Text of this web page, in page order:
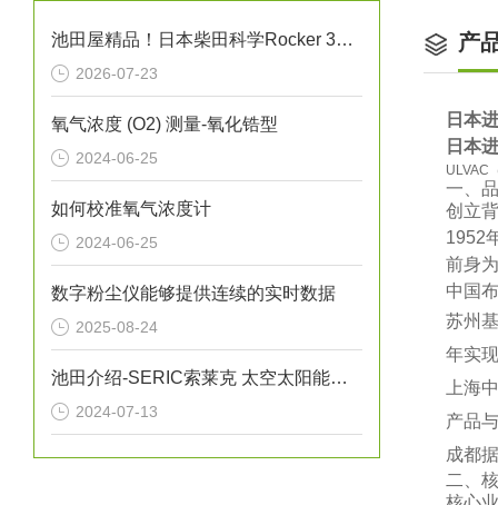
池田屋精品！日本柴田科学Rocker 300干式真空泵
2026-07-23
氧气浓度 (O2) 测量-氧化锆型
2024-06-25
如何校准氧气浓度计
2024-06-25
数字粉尘仪能够提供连续的实时数据
2025-08-24
池田介绍-SERIC索莱克 太空太阳能灯XC-500HFSS
2024-07-13
产
日本
日本
ULVAC
一、
创立
1952
前身
中国
苏州
年实
上海
产品
成都
二、